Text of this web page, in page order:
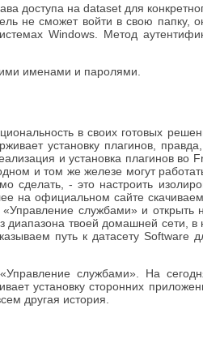
доступа на dataset для
не сможет войти в свою папку,
Windows. Метод
именами и паролями.
в своих готовых
установку плагинов,
и установка плагинов во
и том же железе могут
- это настроить
на официальном сайте
службами» и открыть
диапазона твоей домашней сети,
путь к датасету Software
службами». На
установку сторонних
другая история.